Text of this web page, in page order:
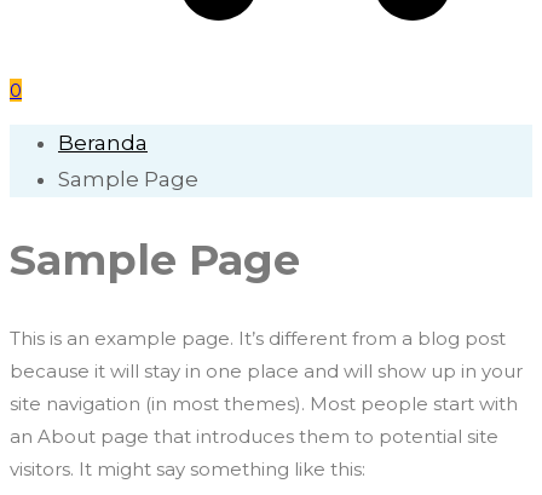
0
Beranda
Sample Page
Sample Page
This is an example page. It’s different from a blog post
because it will stay in one place and will show up in your
site navigation (in most themes). Most people start with
an About page that introduces them to potential site
visitors. It might say something like this: